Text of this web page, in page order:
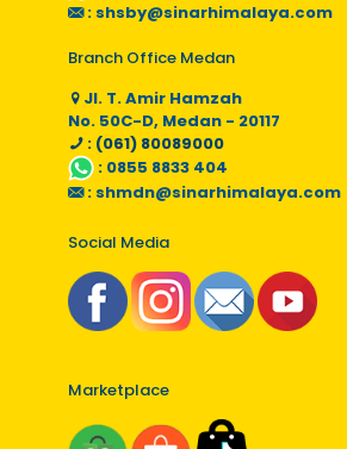
: shsby@sinarhimalaya.com
Branch Office Medan
Jl. T. Amir Hamzah
No. 50C-D, Medan - 20117
: (061) 80089000
: 0855 8833 404
: shmdn@sinarhimalaya.com
Social Media
Marketplace